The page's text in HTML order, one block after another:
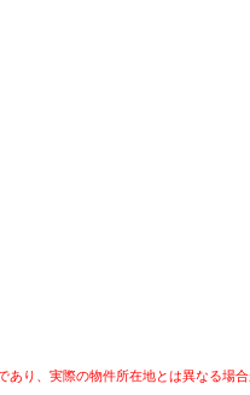
り、実際の物件所在地とは異なる場合